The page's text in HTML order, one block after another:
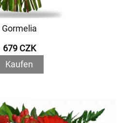
Gormelia
679 CZK
Kaufen